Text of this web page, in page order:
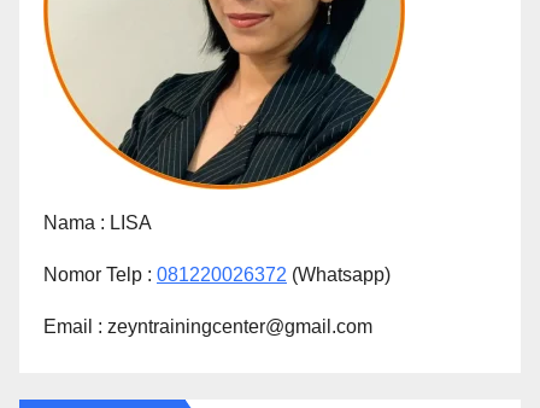
Nama : LISA
Nomor Telp : 081220026372 (Whatsapp)
Email : zeyntrainingcenter@gmail.com